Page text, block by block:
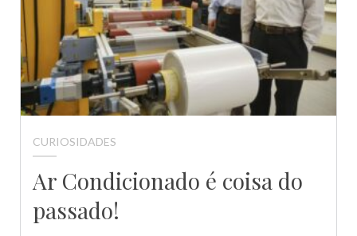
CURIOSIDADES
Ar Condicionado é coisa do
passado!